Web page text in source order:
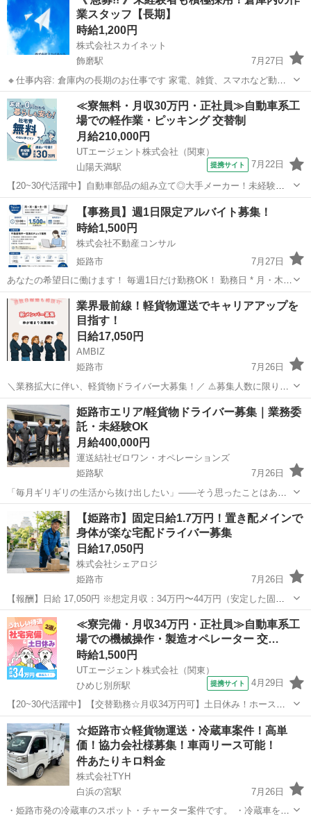
す。 【仕事内容...業スタッフ【長期】
時給1,200円
株式会社スカイネット
飾磨駅
7月27日
🔸仕事内容: 倉庫内の長期のお仕事です 家電、雑貨、スマホなど動作
チェック、商品の仕分け、コンテナへの積込作業に携わっていただき
ます 🔸給与: 時給1200円＋交通費（月額15000円まで支給可） 🔸アピ
ー...
兵庫 姫路市 飾磨駅 仕分け スタッフ
≪寮無料・月収30万円・正社員≫自動車系工
場での軽作業・ピッキング 交替制
月給210,000円
UTエージェント株式会社（関東）
山陽天満駅
提携サイト 7月22日
【20~30代活躍中】自動車部品の組み立て◎大手メーカー！未経験歓
迎&！月収30万円可！無料送迎あり【社宅費全額補助】《JFOK1C》
詳細情報 ★自動車電装部品の製造をお願いします♪ 片手サイズの製品
がメイン！ ＜具...
兵庫 姫路市 山陽天満駅 その他
【事務員】週1日限定アルバイト募集！
時給1,500円
株式会社不動産コンサル
姫路市
7月27日
あなたの希望日に働けます！ 毎週1日だけ勤務OK！ 勤務日 * 月・木・
金・土・日の中から希望日 * 毎週違う曜日でもOK！ 勤務時間 * 13:00
～ * 1日1～4時間程度 時給 1,500円（交通費込み） ...
兵庫 姫路市 一般事務 事務員
業界最前線！軽貨物運送でキャリアアップを
⽬指す！
日給17,050円
AMBIZ
姫路市
7月26日
＼業務拡大に伴い、軽貨物ドライバー大募集！／ ⚠️募集人数に限りが
ございます⚠️ 【勤務地】 姫路市三左衛門堀西の町67 --------------------
【報酬】 日給:17,050円 ※稼働日数や担...
兵庫 姫路市 物流 貨物
姫路市エリア/軽貨物ドライバー募集｜業務委
託・未経験OK
月給400,000円
運送結社ゼロワン・オペレーションズ
姫路駅
7月26日
「毎月ギリギリの生活から抜け出したい」——そう思ったことはあり
ませんか。 兵庫県姫路市エリアを中心に軽貨物配送ドライバーを募集
しています。 ■仕事内容 軽自動車(軽貨物車両)を使用した宅配便・企
業間配送業務です。姫...
姫路市 姫路駅 ドライバー 貨物
【姫路市】固定日給1.7万円！置き配メインで
身体が楽な宅配ドライバー募集
日給17,050円
株式会社シェアロジ
姫路市
7月26日
【報酬】日給 17,050円 ※想定月収：34万円〜44万円（安定した固定
給） 【勤務地】兵庫県姫路市三左衛門堀（近隣エリア配送） ※直行直
帰OK！ ＼「身体への負担」を理由に諦めていた方へ／ 「配送はきつ
い」...
兵庫 姫路市 ドライバー 置き配
≪寮完備・月収34万円・正社員≫自動車系工
場での機械操作・製造オペレーター 交…
時給1,500円
UTエージェント株式会社（関東）
ひめじ別所駅
提携サイト 4月29日
【20~30代活躍中】【交替勤務☆月収34万円可】土日休み！ホース製
造に関わるお仕事！未経験からしっかり稼げる☆《JYWO1C》 詳細情
報 ＼自動車用ホース類工場で機械操作作業！／ ＜具体的には…＞ ◆
タッチパネルでの...
兵庫 姫路市 ひめじ別所駅 その他
☆姫路市☆軽貨物運送・冷蔵車案件！高単
価！協力会社様募集！車両リース可能！
件あたりキロ料金
株式会社TYH
白浜の宮駅
7月26日
・姫路市発の冷蔵車のスポット・チャーター案件です。 ・冷蔵車をお